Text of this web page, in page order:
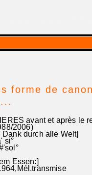
forme de
avant et après le
2006)
durch alle Welt]
si°
Essen:]